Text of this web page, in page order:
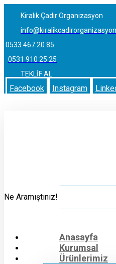
Kiralık Çadır Organizasyon
0533 467 20 85
0531 910 25 25
TEKLİF AL
Facebook Instagram
Ne Aramıştınız!
Anasayfa
Kurumsal
Ürünlerimiz